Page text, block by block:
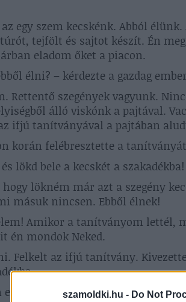
szamoldki.hu - Do Not
egy szem kecskénk. Abból
tejfölt és sajtot készít. Én
eladom őket a piacon.
élni? – kérdezte a gazdag
Rettentő szegények vagyunk.
álló viskónk a pajtával.
ifjú tanítványával a pajtában
korán felébresztette a
lökd bele a kecskét a szakadékba!
lökném már azt a szegény
másuk nincsen. Ebből élnek!
Amikor a tanítványom lettél,
én mondok Neked.
Felkelt az ifjú tanítvány.